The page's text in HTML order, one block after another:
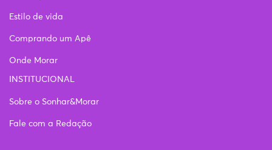
Estilo de vida
Comprando um Apê
Onde Morar
INSTITUCIONAL
Sobre o Sonhar&Morar
Fale com a Redação